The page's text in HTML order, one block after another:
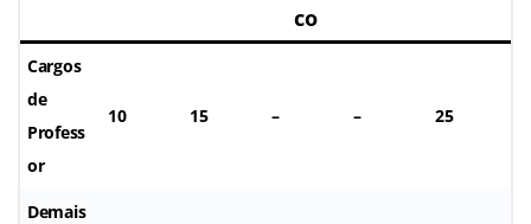
co
Cargos
de
Profess
or
10 15 – – 25
Demais